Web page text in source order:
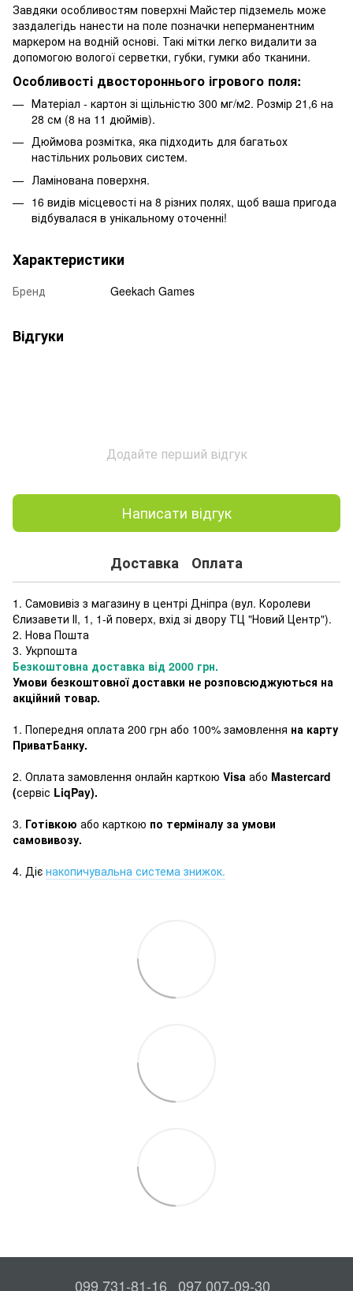
Завдяки особливостям поверхні Майстер підземель може
заздалегідь нанести на поле позначки неперманентним
маркером на водній основі. Такі мітки легко видалити за
допомогою вологої серветки, губки, гумки або тканини.
Особливості двостороннього ігрового поля:
Матеріал - картон зі щільністю 300 мг/м2. Розмір 21,6 на
28 см (8 на 11 дюймів).
Дюймова розмітка, яка підходить для багатьох
настільних рольових систем.
Ламінована поверхня.
16 видів місцевості на 8 різних полях, щоб ваша пригода
відбувалася в унікальному оточенні!
Характеристики
Бренд Geekach Games
Відгуки
Додайте перший відгук
Написати відгук
Доставка Оплата
1. Самовивіз з магазину в центрі Дніпра (вул. Королеви
Єлизавети ІІ, 1, 1-й поверх, вхід зі двору ТЦ "Новий Центр").
2. Нова Пошта
3. Укрпошта
Безкоштовна доставка від 2000 грн.
Умови безкоштовної доставки не розповсюджуються на
акційний товар.
1. Попередня оплата 200 грн або 100% замовлення на карту
ПриватБанку.
2. Оплата замовлення онлайн карткою Visa або Mastercard
(сервіс LiqPay).
3. Готівкою або карткою по терміналу за умови
самовивозу.
4. Діє накопичувальна система знижок.
099 731-81-16 097 007-09-30